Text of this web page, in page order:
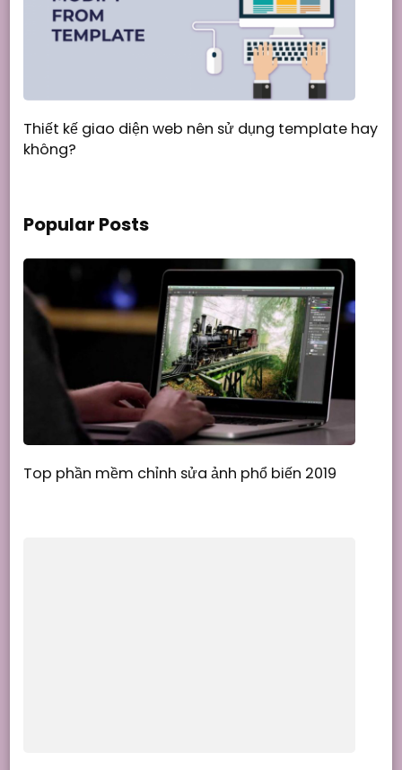
Thiết kế giao diện web nên sử dụng template hay
không?
Popular Posts
Top phần mềm chỉnh sửa ảnh phổ biến 2019